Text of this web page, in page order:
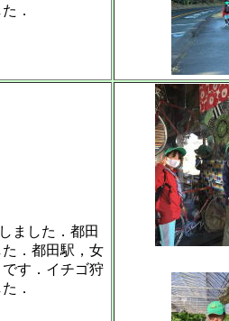
．
ました．都田
．都田駅，女
す．イチゴ狩
．